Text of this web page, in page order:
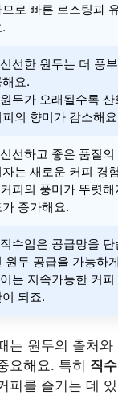
로 빠른 로스팅과
선한 원두는 더 풍
해요.
두가 오래될수록
피의 향미가 감소해
선하고 좋은 품질
자는 새로운 커피 경
피의 풍미가 뚜렷
가 증가해요.
수입은 공급망을
원두 공급을 가능하
는 지속가능한 커
이 되죠.
는 원두의 출처와
요해요. 특히 직
피를 즐기는 데